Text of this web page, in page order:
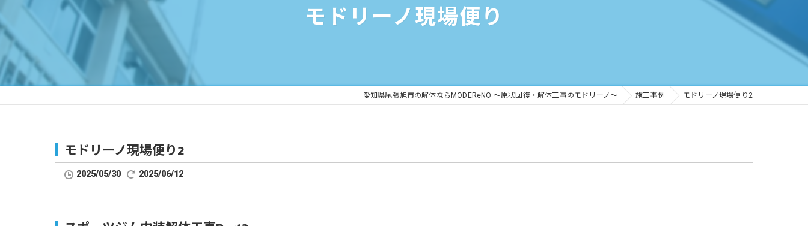
工場
コラム
モドリーノ現場便り
愛知県尾張旭市の解体ならMODEReNO ～原状回復・解体工事のモドリーノ～ 施工事例 モドリーノ現場便り2
モドリーノ現場便り2
2025/05/30 2025/06/12